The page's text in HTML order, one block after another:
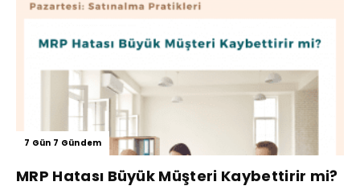
7 Gün 7 Gündem
MRP Hatası Büyük Müşteri Kaybettirir mi?